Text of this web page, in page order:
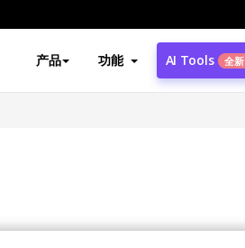
产品 功能 AI Tools 全新